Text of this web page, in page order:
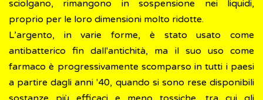
sciolgano, rimangono in sospensione nei liquidi,
proprio per le loro dimensioni molto ridotte.
L’argento, in varie forme, è stato usato come
antibatterico fin dall'antichità, ma il suo uso come
farmaco è progressivamente scomparso in tutti i paesi
a partire dagli anni '40, quando si sono rese disponibili